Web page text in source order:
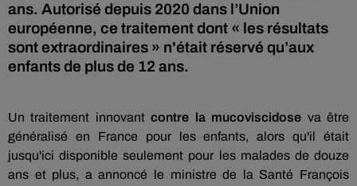
ans. Autorisé depuis 2020 dans l’Union
européenne, ce traitement dont « les résultats
sont extraordinaires » n'était réservé qu’aux
enfants de plus de 12 ans.
Un traitement innovantcontre la mucoviscidose va être
généralisé en France pour les enfants, alors qu'il était
jusqu'ici disponible seulement pour les malades de douze
ans et plus, a annoncé le ministre de la Santé François